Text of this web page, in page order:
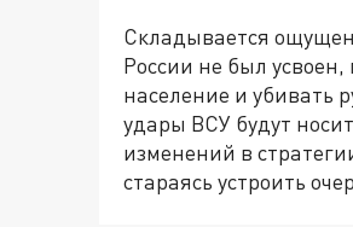
Складывается
России не был
население и убивать
удары ВСУ будут
изменений в
стараясь устроить